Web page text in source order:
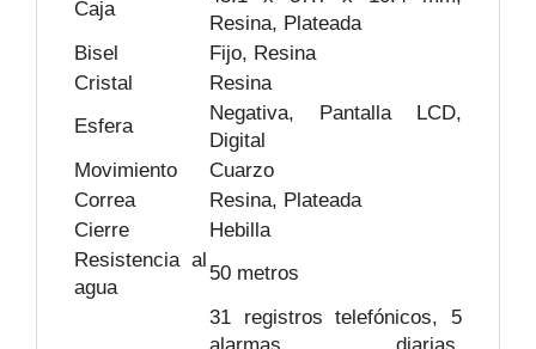
Caja
Resina, Plateada
Bisel
Fijo, Resina
Cristal
Resina
Esfera
Negativa, Pantalla LCD,
Digital
Movimiento
Cuarzo
Correa
Resina, Plateada
Cierre
Hebilla
Resistencia al
agua
50 metros
31 registros telefónicos, 5